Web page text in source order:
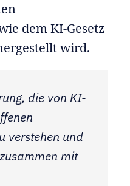
dem KI-Gesetz
wird.
die von KI-
verstehen und
mit